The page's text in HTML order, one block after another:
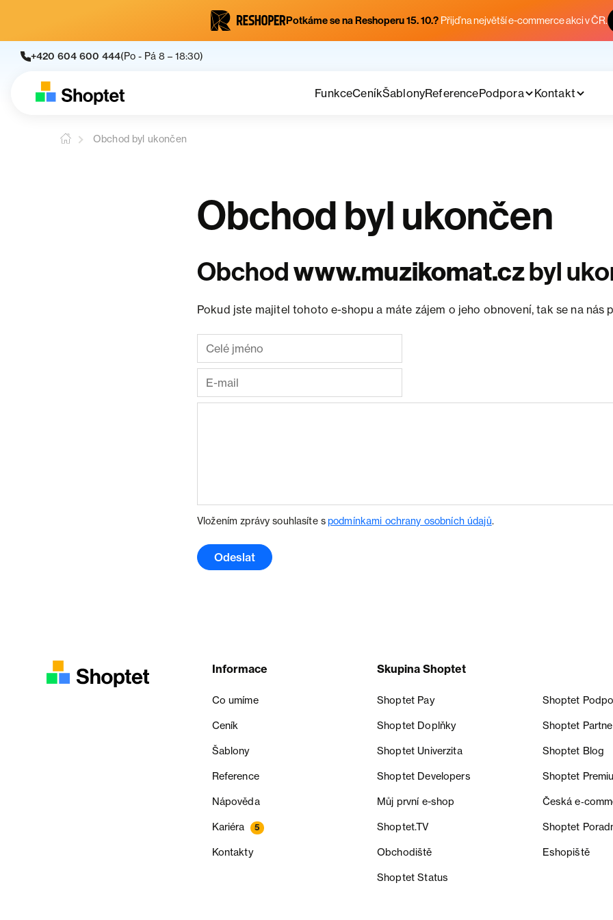
Potkáme se na Reshoperu 15. 10.? Přijď na největší e-commerce akci v ČR.
+420 604 600 444(Po - Pá 8 – 18:30)
FunkceCeníkŠablonyReferencePodpora Kontakt
Obchod byl ukončen
Obchod byl ukončen
Obchodwww.muzikomat.czbyl
Pokud jste majitel tohoto e-shopu a máte zájem o jeho obnovení, tak se na nás
Vložením zprávy souhlasíte spodmínkami ochrany osobních údajů.
Odeslat
Informace
Co umíme
Ceník
Šablony
Reference
Nápověda
Kariéra 5
Kontakty
Skupina Shoptet
Shoptet Pay Shoptet
Shoptet Doplňky Shoptet
Shoptet Univerzita Shoptet Blog
Shoptet Developers Shoptet
Můj první e-shop Česká
Shoptet.TV Shoptet
Obchodiště Eshopiště
Shoptet Status